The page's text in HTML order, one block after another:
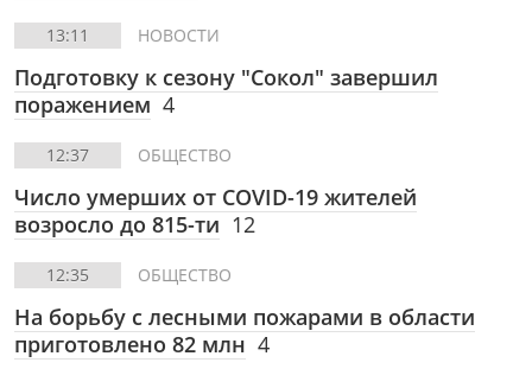
13:11 НОВОСТИ
Подготовку к сезону "Сокол" завершил
поражением 4
12:37 ОБЩЕСТВО
Число умерших от COVID-19 жителей
возросло до 815-ти 12
12:35 ОБЩЕСТВО
На борьбу с лесными пожарами в области
приготовлено 82 млн 4